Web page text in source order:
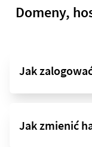
Domeny,
Jak
Jak zmienić